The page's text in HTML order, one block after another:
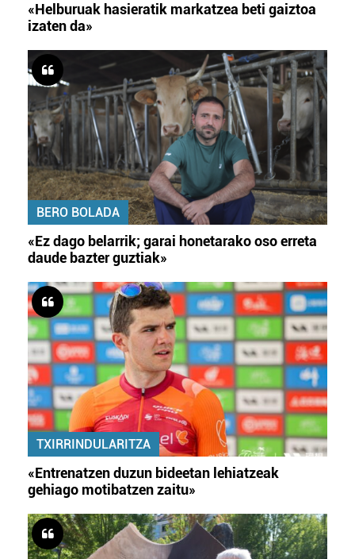
«Helburuak hasieratik markatzea beti gaiztoa
izaten da»
BERO BOLADA
«Ez dago belarrik; garai honetarako oso erreta
daude bazter guztiak»
TXIRRINDULARITZA
«Entrenatzen duzun bideetan lehiatzeak
gehiago motibatzen zaitu»